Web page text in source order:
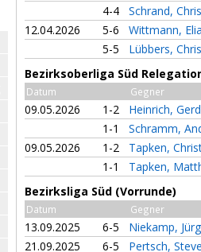
4-4
Schrand,
12.04.2026
5-6
Wittmann,
5-5
Lübbers,
Bezirksoberliga Süd
Datum Gegner
09.05.2026 1-2
Heinrich,
1-1
Schramm,
09.05.2026
1-2
Tapken,
1-1
Tapken,
Bezirksliga Süd (Vorrunde)
Datum Gegner
13.09.2025 6-5
Niekamp,
21.09.2025
6-5
Pertsch,